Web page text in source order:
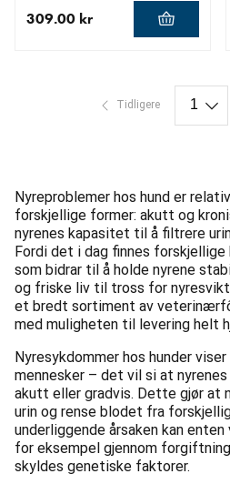
309.00 kr
Tidligere
Nyreproblemer hos hund er
forskjellige former: akutt og
nyrenes kapasitet til å filtrere
Fordi det i dag finnes
som bidrar til å holde nyrene
og friske liv til tross for
et bredt sortiment av
med muligheten til levering helt
Nyresykdommer hos hunder
mennesker – det vil si at
akutt eller gradvis. Dette gjør at
urin og rense blodet fra
underliggende årsaken kan
for eksempel gjennom
skyldes genetiske faktorer.